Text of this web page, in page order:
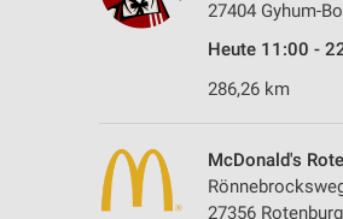
27404 Gyhum-
Heute 11:00 -
286,26 km
McDonald's
27356
Nicht-IAB-Verarbeitungszwecke:
Funktional